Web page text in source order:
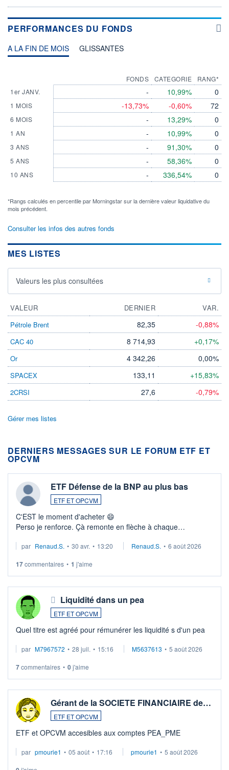
PERFORMANCES DU FONDS
A LA FIN DE MOIS GLISSANTES
1er JANV.
1 MOIS
6 MOIS
1 AN
3 ANS
5 ANS
10 ANS
FONDS
-
-13,73%
-
-
-
-
-
CATEGORIE
10,99%
-0,60%
13,29%
10,99%
91,30%
58,36%
336,54%
RANG*
0
72
0
0
0
0
0
*Rangs calculés en percentile par Morningstar sur la dernière valeur liquidative du
mois précédent.
Consulter les infos des autres fonds
MES LISTES
Valeurs les plus consultées
VALEUR DERNIER
VAR.
Pétrole Brent
82,35 -0,88%
CAC 40 8 714,93 +0,17%
Or 4 342,26 0,00%
SPACEX 133,11 +15,83%
2CRSI 27,6 -0,79%
Gérer mes listes
DERNIERS MESSAGES SUR LE FORUM ETF ET
OPCVM
ETF Défense de la BNP au plus bas
ETF ET OPCVM
C'EST le moment d'acheter 😄​
Perso je renforce. Çà remonte en flèche à chaque
Investissement long terme tip top pour sa retraite.
par Renaud.S. • 30 avr. • 13:20 Renaud.S. • 6 août 2026
17commentaires • 1 j'aime
Liquidité dans un pea
ETF ET OPCVM
Quel titre est agréé pour rémunérer les liquidité s d'un pea
par M7967572 • 28 juil. • 15:16 M5637613 • 5 août 2026
7commentaires • 0j'aime
Gérant de la SOCIETE FINANCIAIRE de…
ETF ET OPCVM
ETF et OPCVM accesibles aux comptes PEA_PME
par pmourie1 • 05 août • 17:16 pmourie1 • 5 août 2026